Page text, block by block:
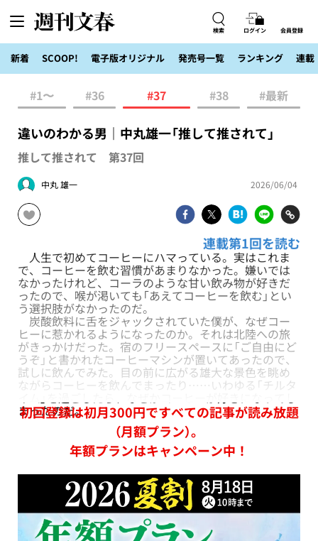
検索 ログイン 会員登録
新着 SCOOP! 電子版オリジナル 発売号一覧 ランキング 連載
#1〜 #36 #37 #38 #最新
違いのわかる男｜中丸雄一「推して推されて」
推して推されて 第37回
中丸 雄一 2026/06/04
連載第1回を読む
人生で初めてコーヒーにハマっている。実はこれま
で、コーヒーを飲む習慣があまりなかった。嫌いでは
なかったけれど、コーラのような甘い飲み物が好きだ
ったので、喉が渇いても「あえてコーヒーを飲む」とい
う選択肢がなかったのだ。
炭酸飲料に舌をジャックされていた僕が、なぜコー
ヒーに惹かれるようになったのか。それは北陸への旅
がきっかけだった。宿のフリースペースに「ご自由にど
うぞ」と書かれたコーヒーマシンが置いてあったので、
試しに飲んでみた。目の前に広がる雄大な景色を眺め
ながらコーヒーを飲んでまったり……いわゆる「チルタ
まったのだ。
初回登録は初月300円ですべての記事が読み放題
（月額プラン）。
年額プランはキャンペーン中！